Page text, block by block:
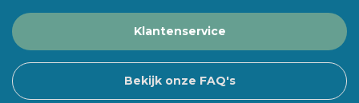
Klantenservice
Bekijk onze FAQ's